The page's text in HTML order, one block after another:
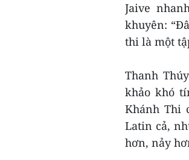
Jaive
khuyên:
thi là một
Thanh
khảo khó
Khánh Thi
Latin cả,
hơn, nảy